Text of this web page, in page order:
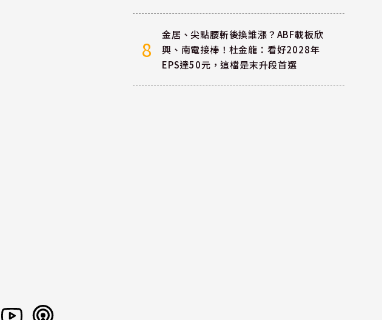
8
金居、尖點腰斬後換誰漲？ABF載板欣
興、南電接棒！杜金龍：看好2028年
EPS達50元，這檔是末升段首選